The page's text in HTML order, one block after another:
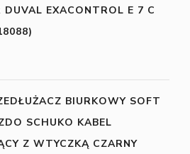
DUVAL EXACONTROL E 7 C
BIURKOWY SOFT
SCHUKO KABEL
Z WTYCZKĄ CZARNY